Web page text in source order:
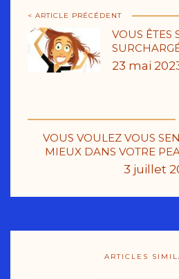
< ARTICLE PRÉCÉDENT
VOUS ÊTES
23 mai
VOUS VOULEZ VOUS
MIEUX DANS VOTRE
3 juillet
ARTICLES